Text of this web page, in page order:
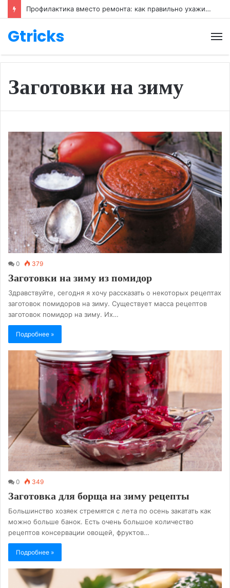
Профилактика вместо ремонта: как правильно ухаживать за обувью
Gtricks
Заготовки на зиму
0 379
Заготовки на зиму из помидор
Здравствуйте, сегодня я хочу рассказать о некоторых рецептах
заготовок помидоров на зиму. Существует масса рецептов
заготовок помидор на зиму. Их…
Подробнее »
0 349
Заготовка для борща на зиму рецепты
Большинство хозяек стремятся с лета по осень закатать как
можно больше банок. Есть очень большое количество
рецептов консервации овощей, фруктов…
Подробнее »